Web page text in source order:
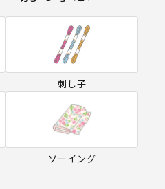
刺し子
ソーイング